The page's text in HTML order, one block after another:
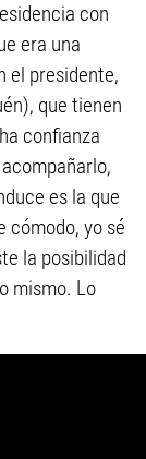
con
era una
el presidente,
que tienen
confianza
es la que
cómodo, yo sé
la posibilidad
mismo. Lo